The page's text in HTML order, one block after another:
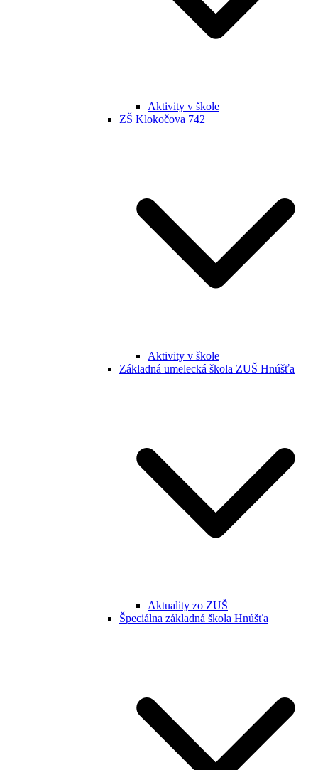
Aktivity v škole
ZŠ Klokočova 742
Aktivity v škole
Základná umelecká škola ZUŠ Hnúšťa
Aktuality zo ZUŠ
Špeciálna základná škola Hnúšťa